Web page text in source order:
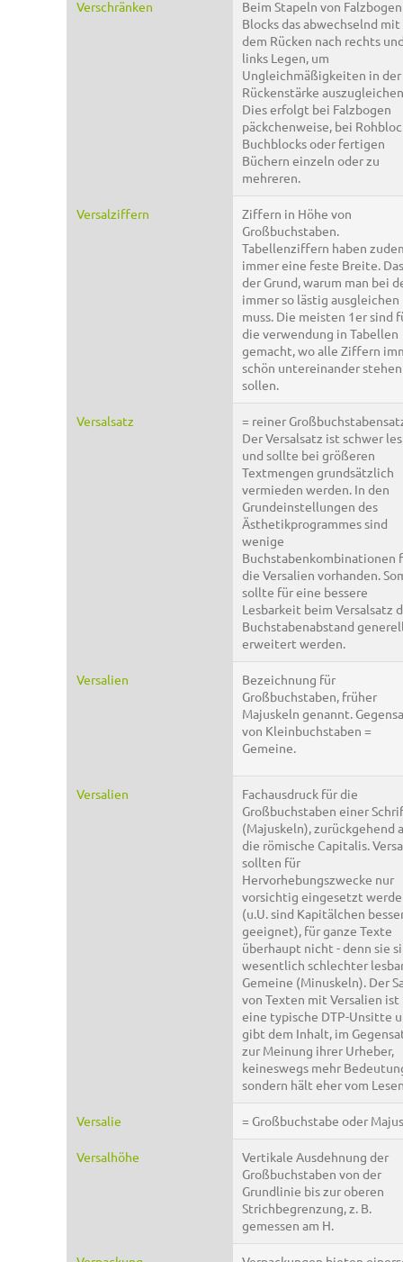
Verschränken
Beim Stapeln von
Blocks das abwechselnd mit
dem Rücken nach rechts
links Legen, um
Ungleichmäßigkeiten in der
Rückenstärke
Dies erfolgt bei Falzbogen
päckchenweise, bei
Buchblocks oder fertigen
Büchern einzeln oder zu
mehreren.
Versalziffern
Ziffern in Höhe von
Großbuchstaben.
Tabellenziffern haben
immer eine feste Breite.
der Grund, warum man bei
immer so lästig ausgleichen
muss. Die meisten 1er sind
die verwendung in Tabellen
gemacht, wo alle Ziffern
schön untereinander stehen
sollen.
Versalsatz
= reiner
Der Versalsatz ist schwer
und sollte bei größeren
Textmengen grundsätzlich
vermieden werden. In den
Grundeinstellungen des
Ästhetikprogrammes sind
wenige
Buchstabenkombinationen
die Versalien vorhanden.
sollte für eine bessere
Lesbarkeit beim Versalsatz
Buchstabenabstand
erweitert werden.
Versalien
Bezeichnung für
Großbuchstaben, früher
Majuskeln genannt.
von Kleinbuchstaben =
Gemeine.
Versalien
Fachausdruck für die
Großbuchstaben einer
(Majuskeln), zurückgehend
die römische Capitalis.
sollten für
Hervorhebungszwecke nur
vorsichtig eingesetzt
(u.U. sind Kapitälchen
geeignet), für ganze Texte
überhaupt nicht - denn sie
wesentlich schlechter
Gemeine (Minuskeln). Der
von Texten mit Versalien ist
eine typische DTP-Unsitte
gibt dem Inhalt, im
zur Meinung ihrer Urheber,
keineswegs mehr
sondern hält eher vom
Versalie = Großbuchstabe oder
Versalhöhe
Vertikale Ausdehnung der
Großbuchstaben von der
Grundlinie bis zur oberen
Strichbegrenzung, z. B.
gemessen am H.